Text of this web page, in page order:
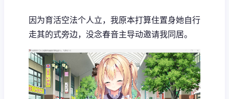
因为育活空法个人立，我原本打算住置身她自行
走其的式旁边，没念春音主导动邀请我同居。